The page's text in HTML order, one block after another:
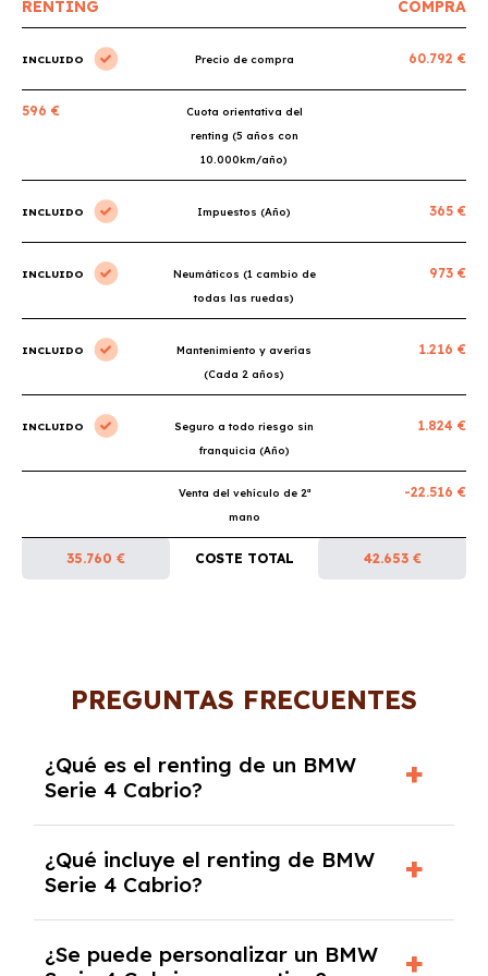
RENTING COMPRA
INCLUIDO Precio de compra 60.792 €
596 €
Cuota orientativa del
renting (5 años con
10.000km/año)
INCLUIDO Impuestos (Año) 365 €
INCLUIDO
Neumáticos (1 cambio de
todas las ruedas)
973 €
INCLUIDO
Mantenimiento y averías
(Cada 2 años)
1.216 €
INCLUIDO
Seguro a todo riesgo sin
franquicia (Año)
1.824 €
Venta del vehículo de 2ª
mano
-22.516 €
35.760 € COSTE TOTAL 42.653 €
PREGUNTAS FRECUENTES
¿Qué es el renting de un BMW
Serie 4 Cabrio?
contrato de alquiler a largo plazo en el que
pagas una cuota mensual fija por el uso del
coche durante un periodo determinado,
generalmente entre 2 y 5 años.
¿Qué incluye el renting de BMW
Serie 4 Cabrio?
seguro a todo riesgo, mantenimiento,
¿Se puede personalizar un BMW